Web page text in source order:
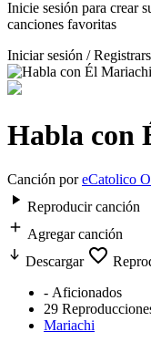
Inicie sesión para crear
canciones favoritas
Iniciar sesión /
Habla con
Canción poreCatolico
Reproducir canción
Agregar canción
Descargar
- Aficionados
29
Mariachi